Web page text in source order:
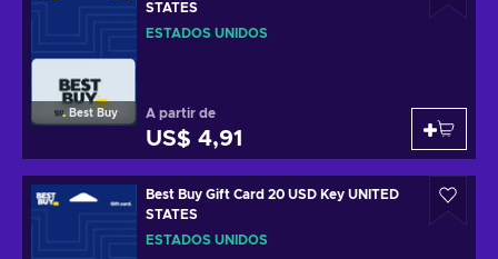
Best Buy
STATES
ESTADOS UNIDOS
A partir de
US$ 4,91
Best Buy Gift Card 20 USD Key UNITED
STATES
ESTADOS UNIDOS